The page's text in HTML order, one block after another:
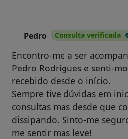
Pedro Consulta verificada
Encontro-me a ser
Pedro Rodrigues e senti-
recebido desde o início.
Sempre tive dúvidas em
consultas mas desde que
dissipando. Sinto-me
me sentir mas leve!